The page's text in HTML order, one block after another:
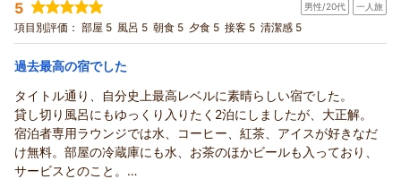
接客は普通でした。
宿は結構広くて迷います。
次は雪化粧の季節になったら泊まって見たいですね。
総合的にいい宿です。
お世話になりました。
投稿者： ムラムーチョさん
宿泊プラン： ◆ ひとり旅 満喫プラン ◆ 秘湯と贅沢な食をゆったり愉
しむ大人の醍醐味
シングル 朝・夕
宿泊価格帯： 26,001～27,000円(大人一人あたり/税込)
5 男性/20代 一人旅
項目別評価： 部屋 5 風呂 5 朝食 5 夕食 5 接客 5 清潔感 5
過去最高の宿でした
タイトル通り、自分史上最高レベルに素晴らしい宿でした。
貸し切り風呂にもゆっくり入りたく2泊にしましたが、大正解。
宿泊者専用ラウンジでは水、コーヒー、紅茶、アイスが好きなだ
け無料。部屋の冷蔵庫にも水、お茶のほかビールも入っており、
サービスとのこと。